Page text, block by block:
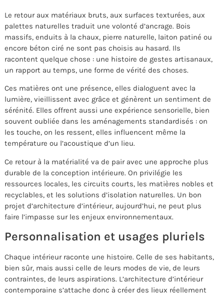
Le retour aux matériaux bruts, aux surfaces texturées, aux
palettes naturelles traduit une volonté d’ancrage. Bois
massifs, enduits à la chaux, pierre naturelle, laiton patiné ou
encore béton ciré ne sont pas choisis au hasard. Ils
racontent quelque chose : une histoire de gestes artisanaux,
un rapport au temps, une forme de vérité des choses.
Ces matières ont une présence, elles dialoguent avec la
lumière, vieillissent avec grâce et génèrent un sentiment de
sérénité. Elles offrent aussi une expérience sensorielle, bien
souvent oubliée dans les aménagements standardisés : on
les touche, on les ressent, elles influencent même la
température ou l’acoustique d’un lieu.
Ce retour à la matérialité va de pair avec une approche plus
durable de la conception intérieure. On privilégie les
ressources locales, les circuits courts, les matières nobles et
recyclables, et les solutions d’isolation naturelles. Un bon
projet d’architecture d’intérieur, aujourd’hui, ne peut plus
faire l’impasse sur les enjeux environnementaux.
Personnalisation et usages pluriels
Chaque intérieur raconte une histoire. Celle de ses habitants,
bien sûr, mais aussi celle de leurs modes de vie, de leurs
contraintes, de leurs aspirations. L’architecture d’intérieur
contemporaine s’attache donc à créer des lieux réellement